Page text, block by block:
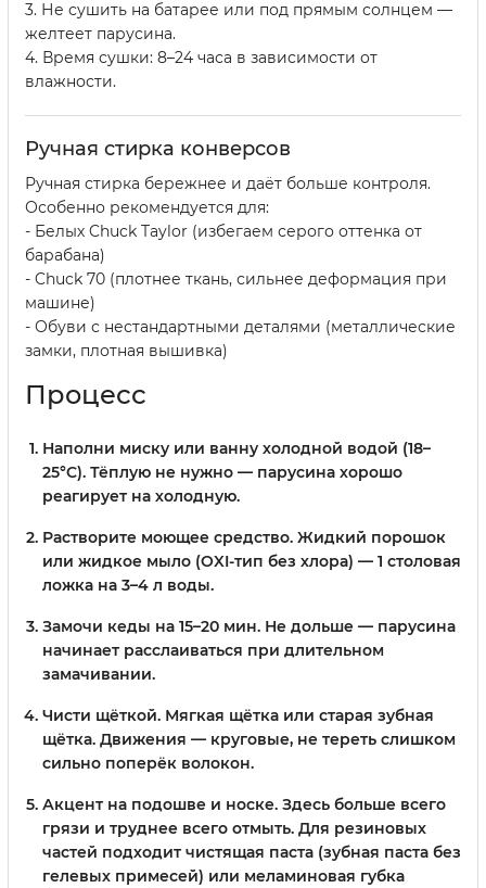
3. Не сушить на батарее или под прямым солнцем —
желтеет парусина.
4. Время сушки: 8–24 часа в зависимости от
влажности.
Ручная стирка конверсов
Ручная стирка бережнее и даёт больше контроля.
Особенно рекомендуется для:
- Белых Chuck Taylor (избегаем серого оттенка от
барабана)
- Chuck 70 (плотнее ткань, сильнее деформация при
машине)
- Обуви с нестандартными деталями (металлические
замки, плотная вышивка)
Процесс
Наполни миску или ванну холодной водой (18–
25°C). Тёплую не нужно — парусина хорошо
реагирует на холодную.
Растворите моющее средство. Жидкий порошок
или жидкое мыло (OXI-тип без хлора) — 1 столовая
ложка на 3–4 л воды.
Замочи кеды на 15–20 мин. Не дольше — парусина
начинает расслаиваться при длительном
замачивании.
Чисти щёткой. Мягкая щётка или старая зубная
щётка. Движения — круговые, не тереть слишком
сильно поперёк волокон.
Акцент на подошве и носке. Здесь больше всего
грязи и труднее всего отмыть. Для резиновых
частей подходит чистящая паста (зубная паста без
гелевых примесей) или меламиновая губка